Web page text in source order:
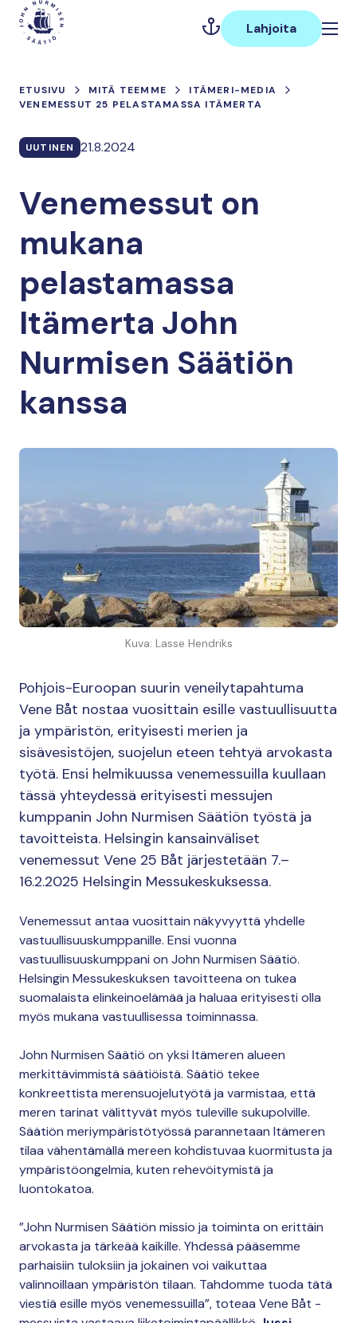
Hyppää
sisältöön
Päävalikko
Lahjoita
ETUSIVU MITÄ TEEMME
ITÄMERI-MEDIA
VENEMESSUT 25 PELASTAMASSA ITÄMERTA
UUTINEN 21.8.2024
Venemessut on
mukana
pelastamassa
Itämerta John
Nurmisen Säätiön
kanssa
Kuva: Lasse Hendriks
Pohjois-Euroopan suurin veneilytapahtuma
Vene Båt nostaa vuosittain esille vastuullisuutta
ja ympäristön, erityisesti merien ja
sisävesistöjen, suojelun eteen tehtyä arvokasta
työtä. Ensi helmikuussa venemessuilla kuullaan
tässä yhteydessä erityisesti messujen
kumppanin John Nurmisen Säätiön työstä ja
tavoitteista. Helsingin kansainväliset
venemessut Vene 25 Båt järjestetään 7.–
16.2.2025 Helsingin Messukeskuksessa.
Venemessut antaa vuosittain näkyvyyttä yhdelle
vastuullisuuskumppanille. Ensi vuonna
vastuullisuuskumppani on John Nurmisen Säätiö.
Helsingin Messukeskuksen tavoitteena on tukea
suomalaista elinkeinoelämää ja haluaa erityisesti olla
myös mukana vastuullisessa toiminnassa.
John Nurmisen Säätiö on yksi Itämeren alueen
merkittävimmistä säätiöistä. Säätiö tekee
konkreettista merensuojelutyötä ja varmistaa, että
meren tarinat välittyvät myös tuleville sukupolville.
Säätiön meriympäristötyössä parannetaan Itämeren
tilaa vähentämällä mereen kohdistuvaa kuormitusta ja
ympäristöongelmia, kuten rehevöitymistä ja
luontokatoa.
”John Nurmisen Säätiön missio ja toiminta on erittäin
arvokasta ja tärkeää kaikille. Yhdessä pääsemme
parhaisiin tuloksiin ja jokainen voi vaikuttaa
valinnoillaan ympäristön tilaan. Tahdomme tuoda tätä
viestiä esille myös venemessuilla”, toteaa Vene Båt -